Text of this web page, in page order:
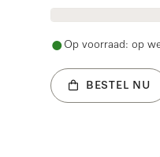
Op voorraad: op
BESTEL NU